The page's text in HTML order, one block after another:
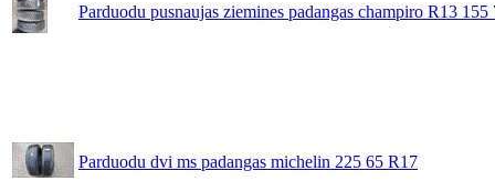
Parduodu pusnaujas ziemines padangas champiro R13 155
Parduodu dvi ms padangas michelin 225 65 R17